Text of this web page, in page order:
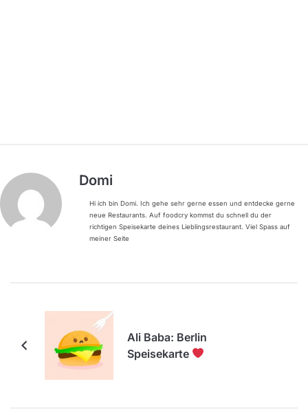
Domi
Hi ich bin Domi. Ich gehe sehr gerne essen und entdecke gerne
neue Restaurants. Auf foodcry kommst du schnell du der
richtigen Speisekarte deines Lieblingsrestaurant. Viel Spass auf
meiner Seite
Ali Baba: Berlin
Speisekarte